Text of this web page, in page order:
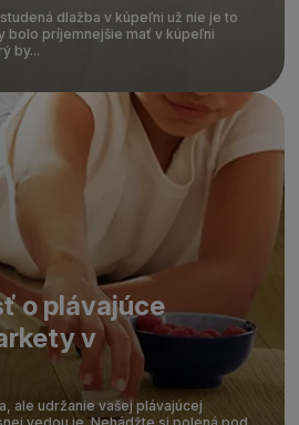
dlažba v kúpeľni už nie je to
bolo príjemnejšie mať v kúpeľni
by...
o plávajúce
v
ale udržanie vašej plávajúcej